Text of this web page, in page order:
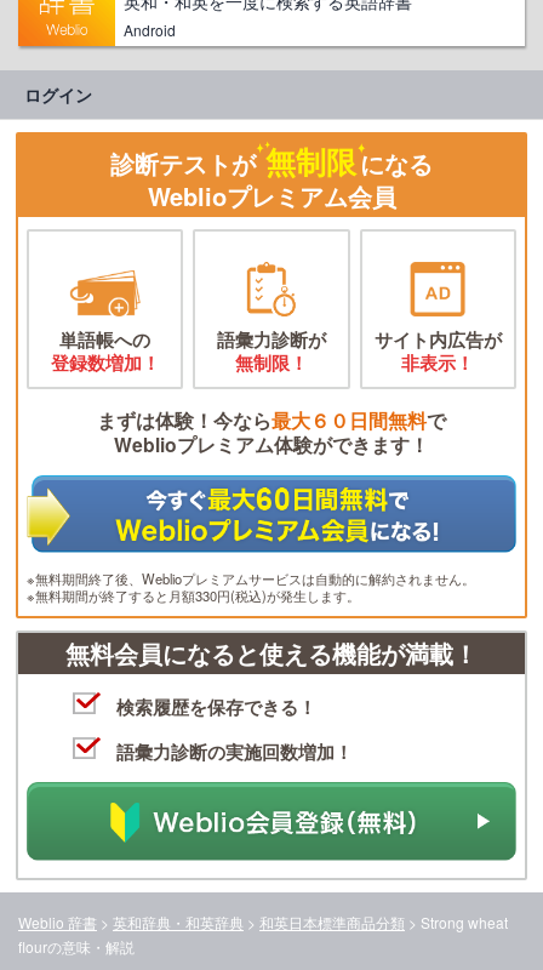
Android
ログイン
診断テストが 無制限になる
Weblioプレミアム会員
単語帳への
登録数増加！
語彙力診断が
無制限！
サイト内広告が
非表示！
まずは体験！今なら最大６０日間無料で
Weblioプレミアム体験ができます！
※無料期間終了後、Weblioプレミアムサービスは自動的に解約されません。
※無料期間が終了すると月額330円(税込)が発生します。
無料会員になると使える機能が満載！
検索履歴を保存できる！
語彙力診断の実施回数増加！
Weblio 辞書 > 英和辞典・和英辞典 > 和英日本標準商品分類 > Strong wheat
flourの意味・解説